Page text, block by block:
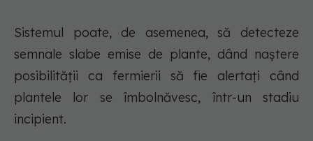
Sistemul poate, de asemenea, să detecteze
semnale slabe emise de plante, dând naştere
posibilităţii ca fermierii să fie alertaţi când
plantele lor se îmbolnăvesc, într-un stadiu
incipient.